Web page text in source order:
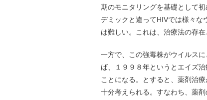
期のモニタリングを基礎として
デミックと違ってHIVでは様々な
は難しい。これは、治療法の存
一方で、この強毒株がウイルス
ば、１９９８年というとエイズ
ことになる。とすると、薬剤治
十分考えられる。すなわち、薬